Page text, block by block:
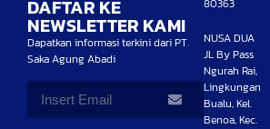
DAFTAR KE
NEWSLETTER KAMI
Dapatkan informasi terkini dari PT.
Saka Agung Abadi
80363
NUSA DUA
JL By Pass
Ngurah Rai,
Lingkungan
Bualu, Kel.
Benoa, Kec.